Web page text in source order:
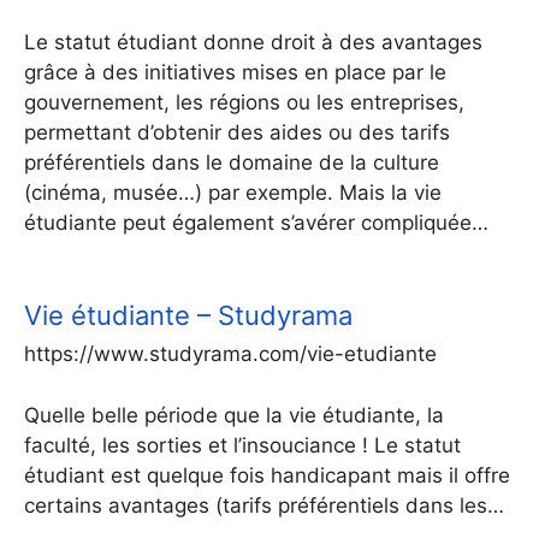
Le statut étudiant donne droit à des avantages
grâce à des initiatives mises en place par le
gouvernement, les régions ou les entreprises,
permettant d’obtenir des aides ou des tarifs
préférentiels dans le domaine de la culture
(cinéma, musée…) par exemple. Mais la vie
étudiante peut également s’avérer compliquée…
Vie étudiante – Studyrama
https://www.studyrama.com/vie-etudiante
Quelle belle période que la vie étudiante, la
faculté, les sorties et l’insouciance ! Le statut
étudiant est quelque fois handicapant mais il offre
certains avantages (tarifs préférentiels dans les…